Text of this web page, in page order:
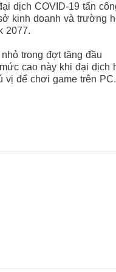
dịch COVID-19 tấn
kinh doanh và trường
2077.
trong đợt tăng đầu
cao này khi đại dịch
vị để chơi game trên PC.